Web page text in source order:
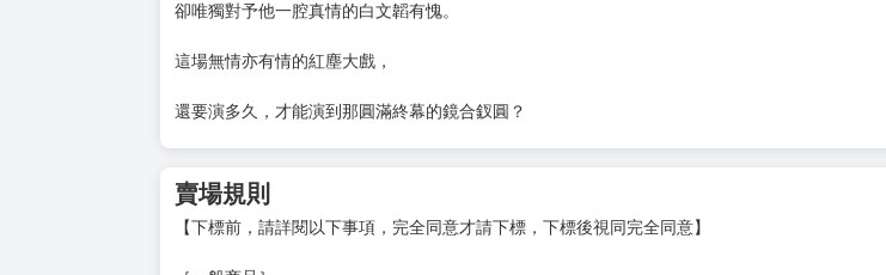
──哪怕僅能隔著半步距離，
伸手可及，卻又疏離。
為大義拋生死棄尊嚴，唐十一自問此生無悔，